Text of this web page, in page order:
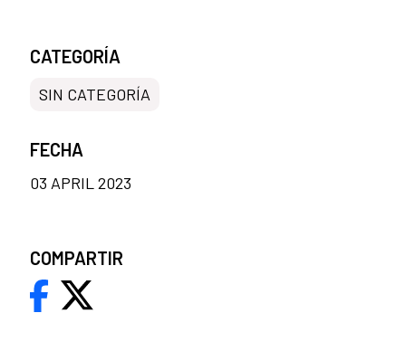
CATEGORÍA
SIN CATEGORÍA
FECHA
03 APRIL 2023
COMPARTIR